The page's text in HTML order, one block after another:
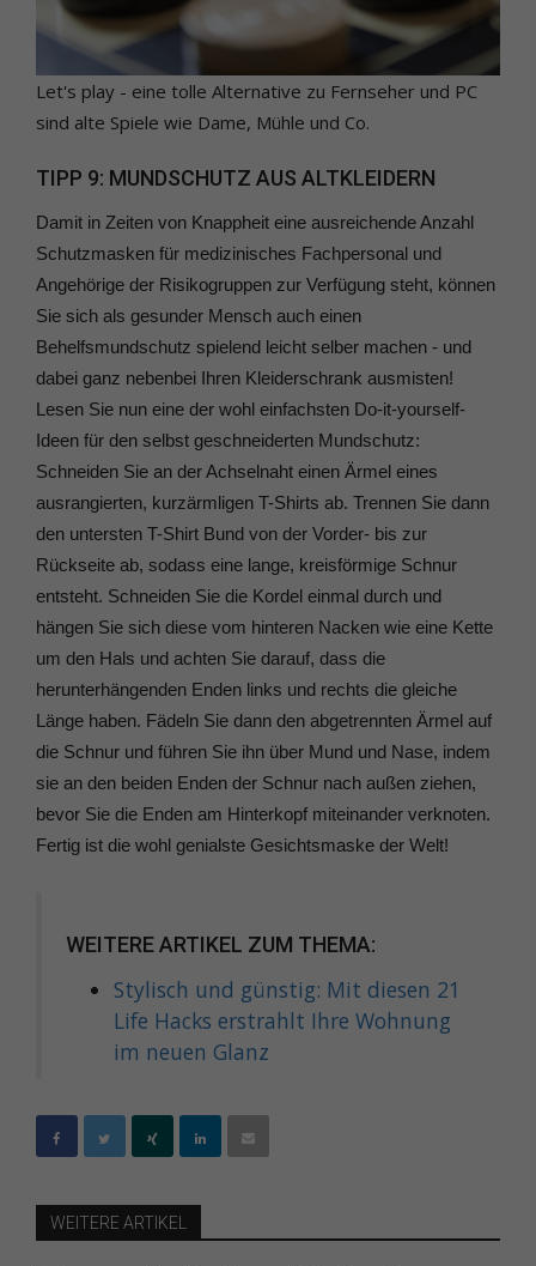
Let's play - eine tolle Alternative zu Fernseher und PC
sind alte Spiele wie Dame, Mühle und Co.
TIPP 9: MUNDSCHUTZ AUS ALTKLEIDERN
Damit in Zeiten von Knappheit eine ausreichende Anzahl
Schutzmasken für medizinisches Fachpersonal und
Angehörige der Risikogruppen zur Verfügung steht, können
Sie sich als gesunder Mensch auch einen
Behelfsmundschutz spielend leicht selber machen - und
dabei ganz nebenbei Ihren Kleiderschrank ausmisten!
Lesen Sie nun eine der wohl einfachsten Do-it-yourself-
Ideen für den selbst geschneiderten Mundschutz:
Schneiden Sie an der Achselnaht einen Ärmel eines
ausrangierten, kurzärmligen T-Shirts ab. Trennen Sie dann
den untersten T-Shirt Bund von der Vorder- bis zur
Rückseite ab, sodass eine lange, kreisförmige Schnur
entsteht. Schneiden Sie die Kordel einmal durch und
hängen Sie sich diese vom hinteren Nacken wie eine Kette
um den Hals und achten Sie darauf, dass die
herunterhängenden Enden links und rechts die gleiche
Länge haben. Fädeln Sie dann den abgetrennten Ärmel auf
die Schnur und führen Sie ihn über Mund und Nase, indem
sie an den beiden Enden der Schnur nach außen ziehen,
bevor Sie die Enden am Hinterkopf miteinander verknoten.
Fertig ist die wohl genialste Gesichtsmaske der Welt!
WEITERE ARTIKEL ZUM THEMA:
Stylisch und günstig: Mit diesen 21
Life Hacks erstrahlt Ihre Wohnung
im neuen Glanz
WEITERE ARTIKEL